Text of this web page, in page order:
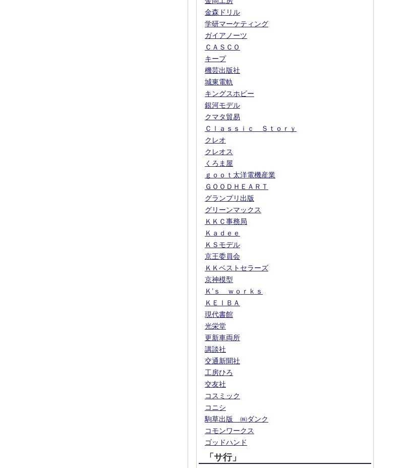
金森ドリル
学研マーケティング
ガイアノーツ
ＣＡＳＣＯ
キープ
機芸出版社
城東電軌
キングスホビー
銀河モデル
クマタ貿易
Ｃｌａｓｓｉｃ Ｓｔｏｒｙ
クレオ
クレオス
くろま屋
ｇｏｏｔ太洋電機産業
ＧＯＯＤＨＥＡＲＴ
グランプリ出版
グリーンマックス
ＫＫＣ事務局
Ｋａｄｅｅ
ＫＳモデル
京王委員会
ＫＫベストセラーズ
京神模型
Ｋ’ｓ ｗｏｒｋｓ
ＫＥＩＢＡ
現代書館
光栄堂
更新車両所
講談社
交通新聞社
工房ひろ
交友社
コスミック
コニシ
駒草出版 ㈱ダンク
コモンワークス
ゴッドハンド
「サ行」